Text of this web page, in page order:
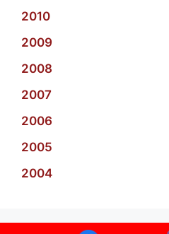
2010
2009
2008
2007
2006
2005
2004